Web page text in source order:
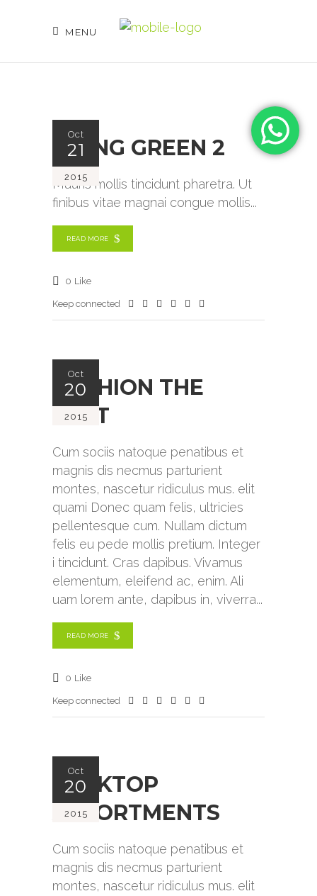
MENU
Oct
21
2015
GOING GREEN 2
Mauris mollis tincidunt pharetra. Ut
finibus vitae magnai congue mollis
READ MORE
0 Like
Keep connected
Oct
20
2015
CUSHION THE
SEAT
Cum sociis natoque penatibus et
magnis dis necmus parturient
montes, nascetur ridiculus mus. elit
quami Donec quam felis, ultricies
pellentesque cum. Nullam dictum
felis eu pede mollis pretium. Integer
i tincidunt. Cras dapibus. Vivamus
elementum, eleifend ac, enim. Ali
uam lorem ante, dapibus in, viverra
READ MORE
0 Like
Keep connected
Oct
20
2015
DESKTOP
ASSORTMENTS
Cum sociis natoque penatibus et
magnis dis necmus parturient
montes, nascetur ridiculus mus. elit